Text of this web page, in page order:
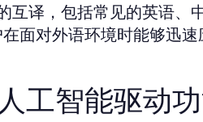
互译，包括常见的英语
面对外语环境时能够迅
工智能驱动